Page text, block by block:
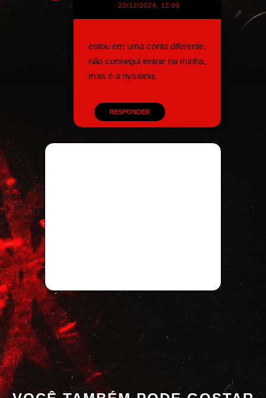
23/12/2024, 12:09
estou em uma conta diferente,
não consegui entrar na minha,
mas é a nysaleia.
RESPONDER